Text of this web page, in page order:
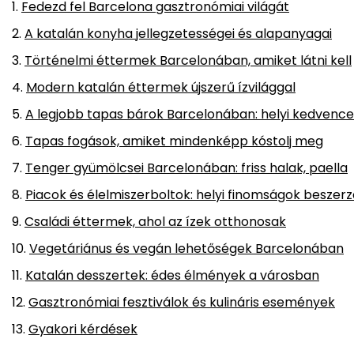
Fedezd fel Barcelona gasztronómiai világát
A katalán konyha jellegzetességei és alapanyagai
Történelmi éttermek Barcelonában, amiket látni kell
Modern katalán éttermek újszerű ízvilággal
A legjobb tapas bárok Barcelonában: helyi
Tapas fogások, amiket mindenképp kóstolj meg
Tenger gyümölcsei Barcelonában: friss halak, paella
Piacok és élelmiszerboltok: helyi finomságok
Családi éttermek, ahol az ízek otthonosak
Vegetáriánus és vegán lehetőségek Barcelonában
Katalán desszertek: édes élmények a városban
Gasztronómiai fesztiválok és kulináris események
Gyakori kérdések